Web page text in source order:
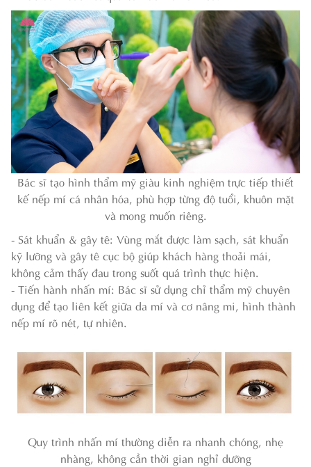
Bác sĩ tạo hình thẩm mỹ giàu kinh nghiệm trực tiếp thiết
kế nếp mí cá nhân hóa, phù hợp từng độ tuổi, khuôn mặt
và mong muốn riêng.
- Sát khuẩn & gây tê: Vùng mắt được làm sạch, sát khuẩn
kỹ lưỡng và gây tê cục bộ giúp khách hàng thoải mái,
không cảm thấy đau trong suốt quá trình thực hiện.
- Tiến hành nhấn mí: Bác sĩ sử dụng chỉ thẩm mỹ chuyên
dụng để tạo liên kết giữa da mí và cơ nâng mi, hình thành
nếp mí rõ nét, tự nhiên.
Quy trình nhấn mí thường diễn ra nhanh chóng, nhẹ
nhàng, không cần thời gian nghỉ dưỡng